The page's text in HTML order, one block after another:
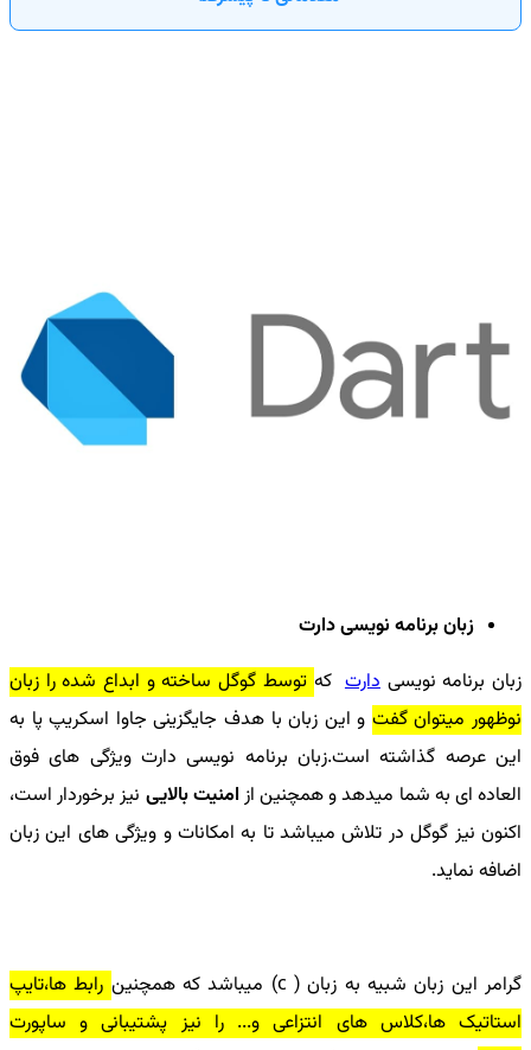
زبان برنامه نویسی دارت
زبان برنامه نویسیدارت که توسط گوگل ساخته و ابداع شده را زبان
نوظهور میتوان گفت و این زبان با هدف جایگزینی جاوا اسکریپ پا به
این عرصه گذاشته است.زبان برنامه نویسی دارت ویژگی های فوق
العاده ای به شما میدهد و همچنین از امنیت بالایی نیز برخوردار است،
اکنون نیز گوگل در تلاش میباشد تا به امکانات و ویژگی های این زبان
اضافه نماید.
گرامر این زبان شبیه به زبان ( c) میباشد که همچنین رابط ها،تایپ
استاتیک ها،کلاس های انتزاعی و... را نیز پشتیبانی و ساپورت